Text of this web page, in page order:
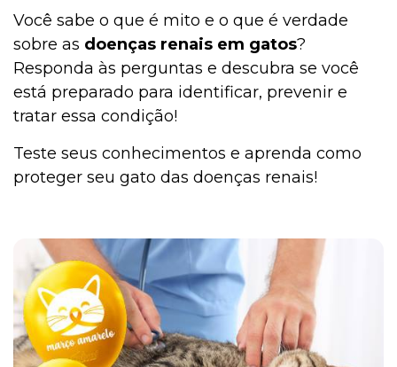
Jardinagem
Você sabe o que é mito e o que é verdade
sobre as doenças renais em gatos?
Responda às perguntas e descubra se você
está preparado para identificar, prevenir e
tratar essa condição!
Teste seus conhecimentos e aprenda como
proteger seu gato das doenças renais!